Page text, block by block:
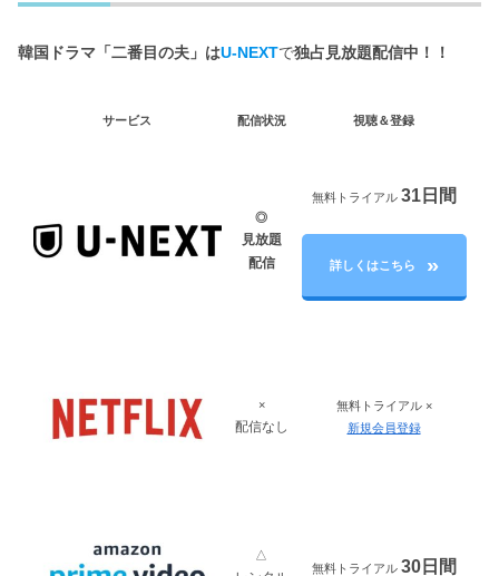
韓国ドラマ「二番目の夫」はU-NEXTで独占見放題配信中！！
サービス 配信状況 視聴＆登録
◎
見放題
配信
無料トライアル 31日間
詳しくはこちら
×
配信なし
無料トライアル ×
新規会員登録
△
無料トライアル 30日間